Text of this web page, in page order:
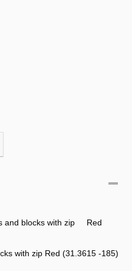
and blocks with zip Red
with zip Red (31.3615 -185)